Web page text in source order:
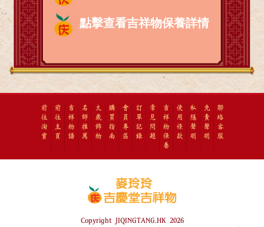
點擊查看吉祥物保養詳情
前
往
淘
寶
前
往
主
頁
吉
祥
物
語
名
師
推
薦
太
歲
飾
物
購
買
指
南
會
員
專
區
訂
單
記
錄
常
見
問
題
吉
祥
物
保
養
使
用
條
款
私
隱
聲
明
免
責
聲
明
聯
絡
客
服
Copyright JIQINGTANG.HK 2026